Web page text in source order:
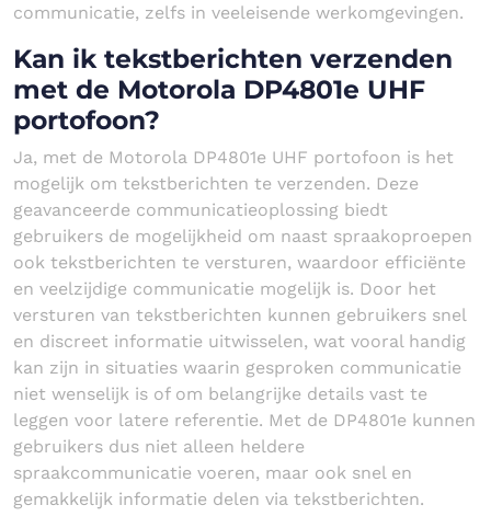
communicatie, zelfs in veeleisende werkomgevingen.
Kan ik tekstberichten verzenden
met de Motorola DP4801e UHF
portofoon?
Ja, met de Motorola DP4801e UHF portofoon is het
mogelijk om tekstberichten te verzenden. Deze
geavanceerde communicatieoplossing biedt
gebruikers de mogelijkheid om naast spraakoproepen
ook tekstberichten te versturen, waardoor efficiënte
en veelzijdige communicatie mogelijk is. Door het
versturen van tekstberichten kunnen gebruikers snel
en discreet informatie uitwisselen, wat vooral handig
kan zijn in situaties waarin gesproken communicatie
niet wenselijk is of om belangrijke details vast te
leggen voor latere referentie. Met de DP4801e kunnen
gebruikers dus niet alleen heldere
spraakcommunicatie voeren, maar ook snel en
gemakkelijk informatie delen via tekstberichten.